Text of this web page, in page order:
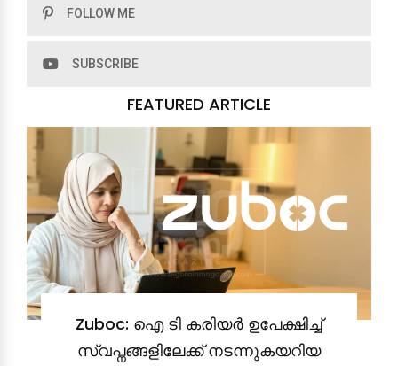
FOLLOW ME
SUBSCRIBE
FEATURED ARTICLE
Zuboc: ഐ ടി കരിയർ ഉപേക്ഷിച്ച്
സ്വപ്നങ്ങളിലേക്ക് നടന്നുകയറിയ